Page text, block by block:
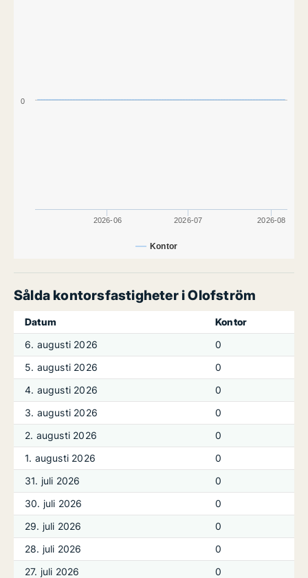
Kontor
2026-06 2026-07 2026-08
0
Sålda kontorsfastigheter i Olofström
Datum
Kontor
6. augusti 2026
0
5. augusti 2026
0
4. augusti 2026
0
3. augusti 2026
0
2. augusti 2026
0
1. augusti 2026
0
31. juli 2026
0
30. juli 2026
0
29. juli 2026
0
28. juli 2026
0
27. juli 2026
0